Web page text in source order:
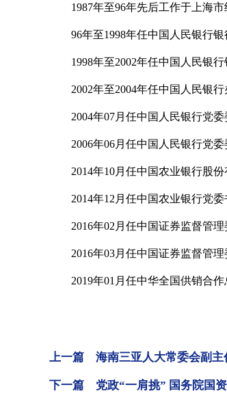
1987年至96年先后工作于上海市
96年至1998年任中国人民银行银
1998年至2002年任中国人民银行
2002年至2004年任中国人民银行
2004年07月任中国人民银行党委
2006年06月任中国人民银行党委
2014年10月任中国农业银行股份
2014年12月任中国农业银行党委
2016年02月任中国证券监督管理
2016年03月任中国证券监督管理
2019年01月任中华全国供销合作
上一篇 海南三亚人大常委会副主
下一篇 党政“一肩挑” 国务院国